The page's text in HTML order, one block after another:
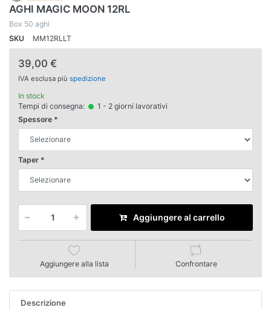
AGHI MAGIC MOON 12RL
Box 50 aghi
SKU
MM12RLLT
39,00 €
IVA esclusa più spedizione
In stock
Tempi di consegna:
1 - 2 giorni lavorativi
Spessore
Taper
Aggiungere al carrello
Aggiungere alla lista Confrontare
Descrizione